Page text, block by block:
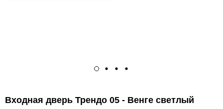
Входная дверь Трендо 05 - Венге светлый